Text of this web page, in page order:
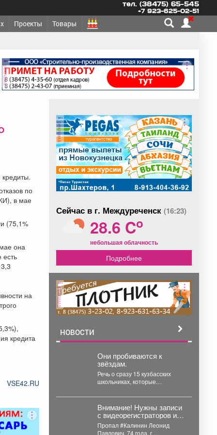
тел. (38475) 65-545
+7 923-625-02-51
Проекты Товары
реклама
кредиты.
по
в мае
(75,1%
она
есть
на
кредита
VSE42.RU
реклама
Сейчас в г. Междуреченск (16:23)
28.6 Co
небольшая облачность
Подробнее
реклама
НОВОСТИ
Они пробиваются к
звёздам.
Речь о сразу 15 кузбасских
школьниках, которые
проектной научно-
технологической программе
«Большие вызовы»...
Внимание! Нужны записи
с видеорегистраторов и
камер видеонаблюдения!
Пропал #Калинин Леонид
Павлович, 74 года, г.